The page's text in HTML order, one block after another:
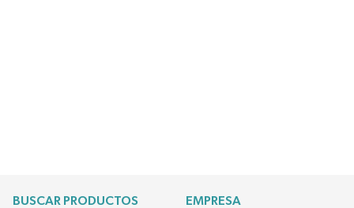
BUSCAR PRODUCTOS EMPRESA